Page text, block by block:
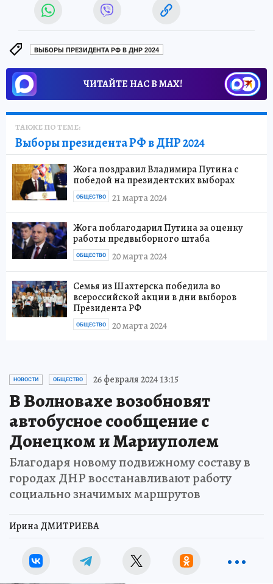
ВЫБОРЫ ПРЕЗИДЕНТА РФ В ДНР 2024
ЧИТАЙТЕ НАС В МАХ!
ТАКЖЕ ПО ТЕМЕ:
Выборы президента РФ в ДНР 2024
Жога поздравил Владимира Путина с
победой на президентских выборах
21 марта 2024
ОБЩЕСТВО
Жога поблагодарил Путина за оценку
работы предвыборного штаба
20 марта 2024
ОБЩЕСТВО
Семья из Шахтерска победила во
всероссийской акции в дни выборов
Президента РФ
20 марта 2024
ОБЩЕСТВО
НОВОСТИ ОБЩЕСТВО 26 февраля 2024 13:15
В Волновахе возобновят
автобусное сообщение с
Донецком и Мариуполем
Благодаря новому подвижному составу в
городах ДНР восстанавливают работу
социально значимых маршрутов
Ирина ДМИТРИЕВА